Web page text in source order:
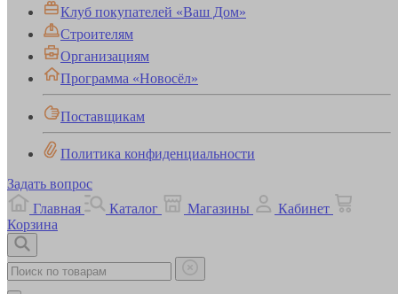
Клуб покупателей «Ваш Дом»
Строителям
Организациям
Программа «Новосёл»
Поставщикам
Политика конфиденциальности
Задать вопрос
Главная
Каталог Магазины
Кабинет
Корзина